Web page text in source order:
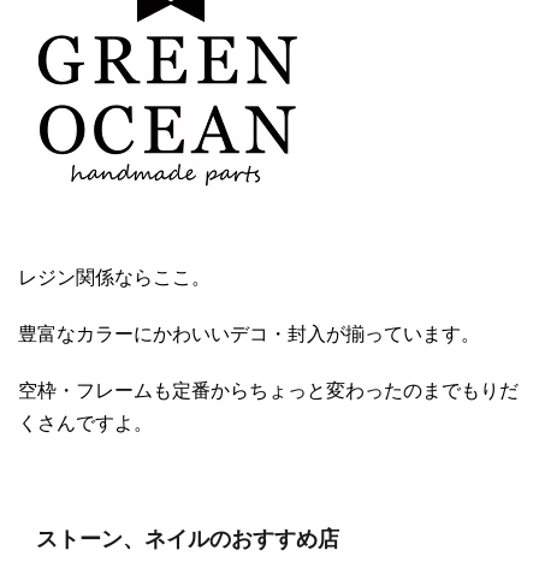
レジン関係ならここ。
豊富なカラーにかわいいデコ・封入が揃っています。
空枠・フレームも定番からちょっと変わったのまでもりだ
くさんですよ。
ストーン、ネイルのおすすめ店